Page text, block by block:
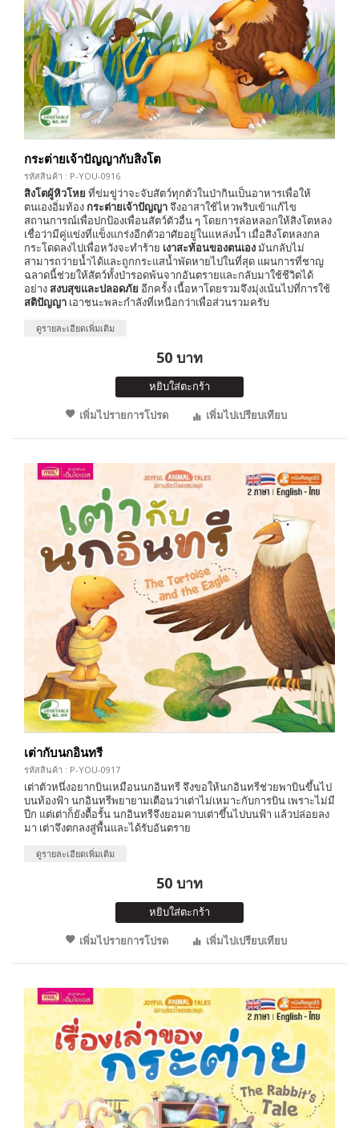
กระต่ายเจ้าปัญญากับสิงโต
รหัสสินค้า : P-YOU-0916
สิงโตผู้หิวโหย ที่ข่มขู่ว่าจะจับสัตว์ทุกตัวในป่ากินเป็นอาหารเพื่อให้
ตนเองอิ่มท้องกระต่ายเจ้าปัญญาจึงอาสาใช้ไหวพริบเข้าแก้ไข
สถานการณ์เพื่อปกป้องเพื่อนสัตว์ตัวอื่น ๆ โดยการล่อหลอกให้สิงโตหลง
เชื่อว่ามีคู่แข่งที่แข็งแกร่งอีกตัวอาศัยอยู่ในแหล่งน้ำ เมื่อสิงโตหลงกล
กระโดดลงไปเพื่อหวังจะทำร้าย เงาสะท้อนของตนเองมันกลับไม่
สามารถว่ายน้ำได้และถูกกระแสน้ำพัดหายไปในที่สุด แผนการที่ชาญ
ฉลาดนี้ช่วยให้สัตว์ทั้งป่ารอดพ้นจากอันตรายและกลับมาใช้ชีวิตได้
อย่างสงบสุขและปลอดภัย อีกครั้ง เนื้อหาโดยรวมจึงมุ่งเน้นไปที่การใช้
สติปัญญา เอาชนะพละกำลังที่เหนือกว่าเพื่อส่วนรวมครับ
ดูรายละเอียดเพิ่มเติม
50 บาท
หยิบใส่ตะกร้า
เพิ่มไปรายการโปรด
เพิ่มไปเปรียบเทียบ
เต่ากับนกอินทรี
รหัสสินค้า : P-YOU-0917
เต่าตัวหนึ่งอยากบินเหมือนนกอินทรี จึงขอให้นกอินทรีช่วยพาบินขึ้นไป
บนท้องฟ้า นกอินทรีพยายามเตือนว่าเต่าไม่เหมาะกับการบิน เพราะไม่มี
ปีก แต่เต่าก็ยังดื้อรั้น นกอินทรีจึงยอมคาบเต่าขึ้นไปบนฟ้า แล้วปล่อยลง
มา เต่าจึงตกลงสู่พื้นและได้รับอันตราย
ดูรายละเอียดเพิ่มเติม
50 บาท
หยิบใส่ตะกร้า
เพิ่มไปรายการโปรด
เพิ่มไปเปรียบเทียบ